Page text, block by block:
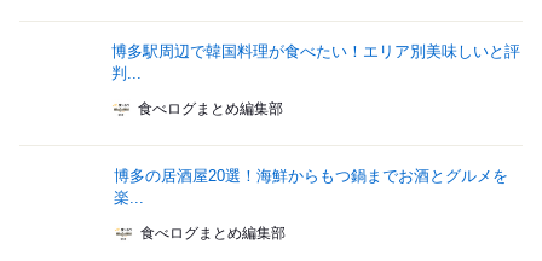
博多駅周辺で韓国料理が食べたい！エリア別美味しいと評
判...
食べログまとめ編集部
博多の居酒屋20選！海鮮からもつ鍋までお酒とグルメを
楽...
食べログまとめ編集部